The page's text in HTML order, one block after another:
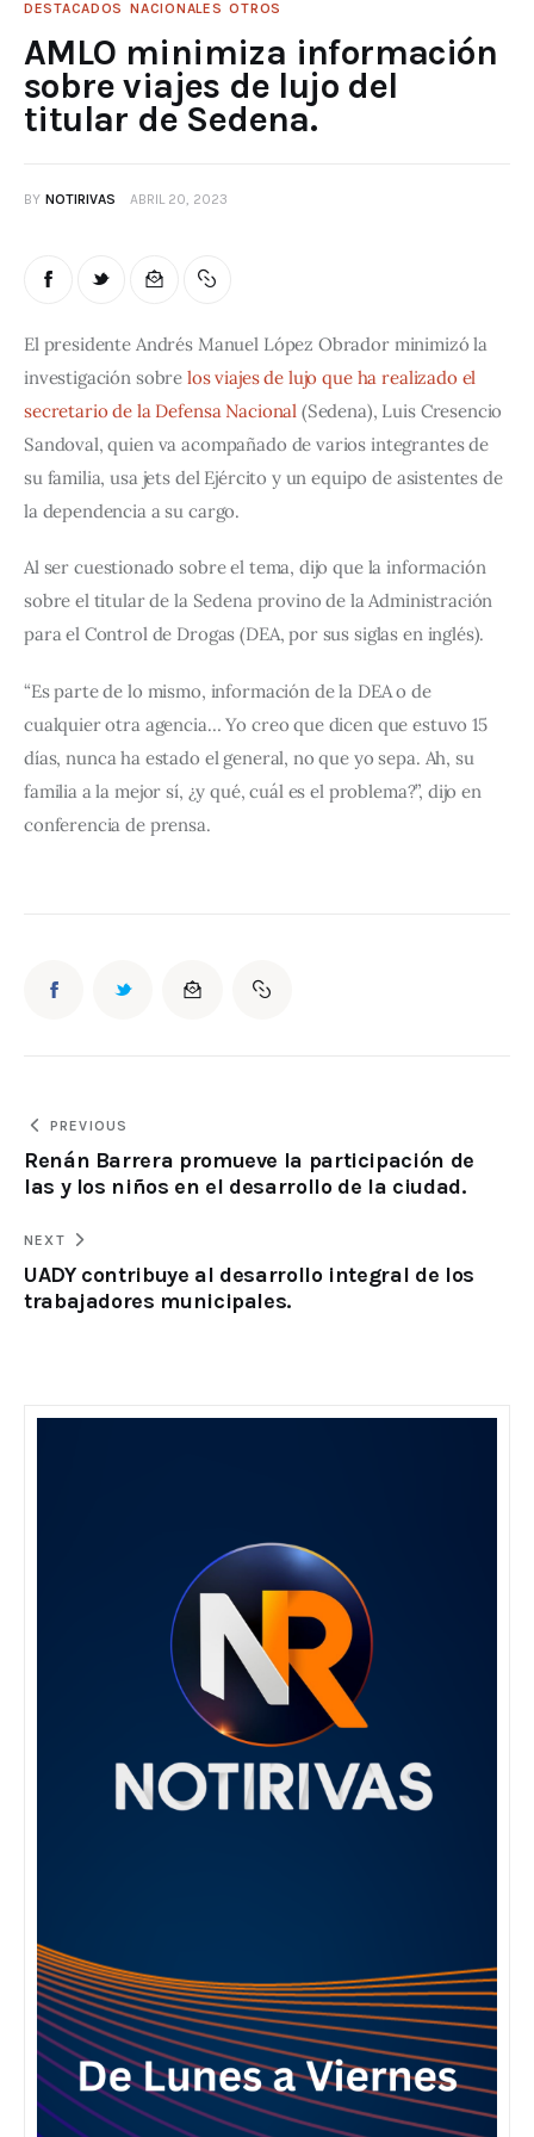
DESTACADOS NACIONALES OTROS
AMLO minimiza información
sobre viajes de lujo del
titular de Sedena.
BY NOTIRIVAS ABRIL 20, 2023
El presidente Andrés Manuel López Obrador minimizó la
investigación sobre los viajes de lujo que ha realizado el
secretario de la Defensa Nacional (Sedena), Luis Cresencio
Sandoval, quien va acompañado de varios integrantes de
su familia, usa jets del Ejército y un equipo de asistentes de
la dependencia a su cargo.
Al ser cuestionado sobre el tema, dijo que la información
sobre el titular de la Sedena provino de la Administración
para el Control de Drogas (DEA, por sus siglas en inglés).
“Es parte de lo mismo, información de la DEA o de
cualquier otra agencia… Yo creo que dicen que estuvo 15
días, nunca ha estado el general, no que yo sepa. Ah, su
familia a la mejor sí, ¿y qué, cuál es el problema?”, dijo en
conferencia de prensa.
PREVIOUS
Renán Barrera promueve la participación de
las y los niños en el desarrollo de la ciudad.
NEXT
UADY contribuye al desarrollo integral de los
trabajadores municipales.